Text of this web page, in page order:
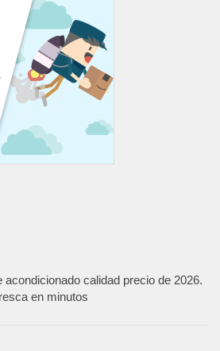
acondicionado calidad precio de 2026.
en minutos